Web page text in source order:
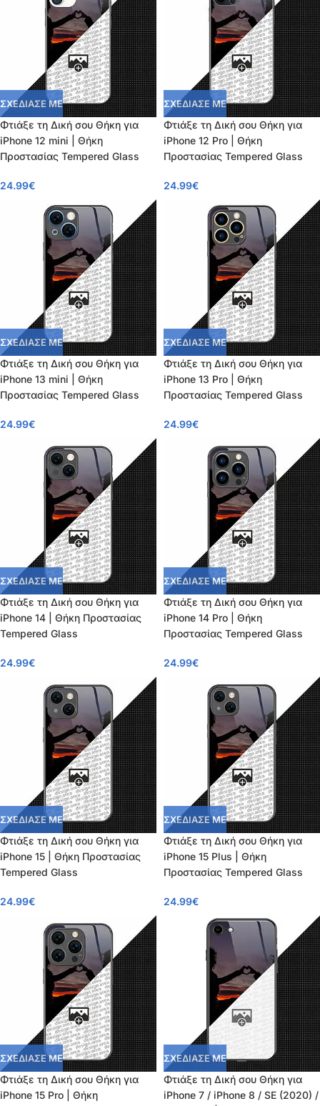
ΣΧΕΔΙΑΣΕ ΜΕ
Φτιάξε τη Δική σου Θήκη για
iPhone 12 mini | Θήκη
Προστασίας Tempered Glass
24.99€
ΣΧΕΔΙΑΣΕ ΜΕ
Φτιάξε τη Δική σου Θήκη για
iPhone 12 Pro | Θήκη
Προστασίας Tempered Glass
24.99€
ΣΧΕΔΙΑΣΕ ΜΕ
Φτιάξε τη Δική σου Θήκη για
iPhone 13 mini | Θήκη
Προστασίας Tempered Glass
24.99€
ΣΧΕΔΙΑΣΕ ΜΕ
Φτιάξε τη Δική σου Θήκη για
iPhone 13 Pro | Θήκη
Προστασίας Tempered Glass
24.99€
ΣΧΕΔΙΑΣΕ ΜΕ
Φτιάξε τη Δική σου Θήκη για
iPhone 14 | Θήκη Προστασίας
Tempered Glass
24.99€
ΣΧΕΔΙΑΣΕ ΜΕ
Φτιάξε τη Δική σου Θήκη για
iPhone 14 Pro | Θήκη
Προστασίας Tempered Glass
24.99€
ΣΧΕΔΙΑΣΕ ΜΕ
Φτιάξε τη Δική σου Θήκη για
iPhone 15 | Θήκη Προστασίας
Tempered Glass
24.99€
ΣΧΕΔΙΑΣΕ ΜΕ
Φτιάξε τη Δική σου Θήκη για
iPhone 15 Plus | Θήκη
Προστασίας Tempered Glass
24.99€
ΣΧΕΔΙΑΣΕ ΜΕ
Φτιάξε τη Δική σου Θήκη για
iPhone 15 Pro | Θήκη
ΣΧΕΔΙΑΣΕ ΜΕ
Φτιάξε τη Δική σου Θήκη για
iPhone 7 / iPhone 8 / SE (2020) /